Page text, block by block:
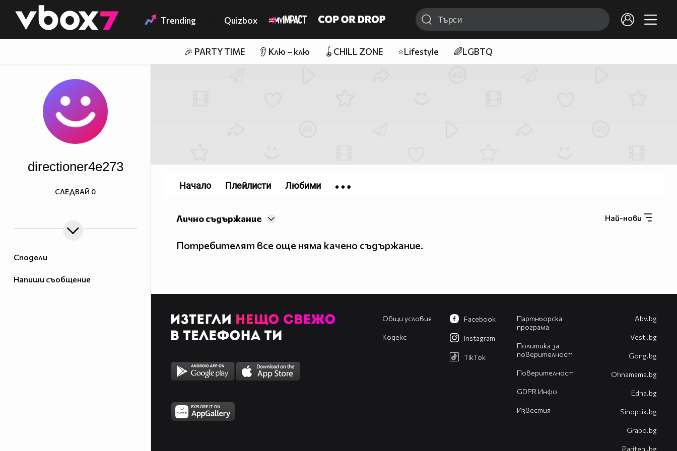
👾 Trending Quizbox
🎉 PARTY TIME 👂 Клю – клю 🪀CHILL ZONE ⭐Lifestyle 🌈LGBTQ
Сподели
Напиши съобщение
directioner4e273
СЛЕДВАЙ 0
Най-нови
Лично съдържание
Потребителят все още няма качено съдържание.
Начало Плейлисти Любими
Общи условия
Кодекс
Партньорска
програма
Политика за
поверителност
Поверителност
GDPR Инфо
Известия
Facebook
Instagram
TikTok
Abv.bg
Vesti.bg
Gong.bg
Оhnamama.bg
Edna.bg
Sinoptik.bg
Grabo.bg
Pariteni.bg